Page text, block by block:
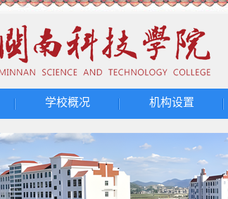
学校概况 机构设置